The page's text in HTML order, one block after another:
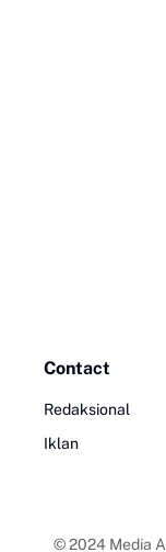
Contact
Redaksional
Iklan
© 2024 Media